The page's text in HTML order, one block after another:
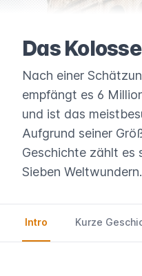
Das
Nach einer
empfängt es 6
und ist das
Aufgrund seiner
Geschichte zählt es
Sieben Weltwundern.
Intro Kurze